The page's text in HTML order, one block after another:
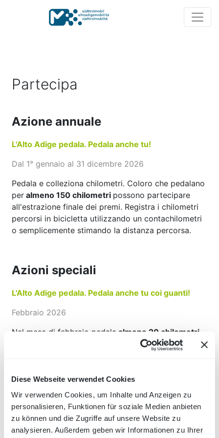
Diese Webseite verwendet Cookies
Wir verwenden Cookies, um Inhalte und Anzeigen zu
personalisieren, Funktionen für soziale Medien anbieten
zu können und die Zugriffe auf unsere Website zu
analysieren. Außerdem geben wir Informationen zu Ihrer
Partecipa
Azione annuale
L'Alto Adige pedala. Pedala anche tu!
Dal 1° gennaio al 31 dicembre 2026
Pedala e colleziona chilometri. Coloro che pedalano
per almeno 150 chilometri possono partecipare
all'estrazione finale dei premi. Registra i chilometri
percorsi in bicicletta utilizzando un contachilometri
o semplicemente stimando la distanza percorsa.
Azioni speciali
L'Alto Adige pedala. Pedala anche tu coi guanti!
Febbraio 2026
Nel mese di febbraio pedala almeno 20 chilometri
per partecipare all'estrazione finale!
L'Alto Adige pedala. Pedala anche tu al lavoro!
Aprile 2026
Pedala almeno 8 giorni per andare al lavorodurante
il periodo dell'azione per partecipare all'estrazione